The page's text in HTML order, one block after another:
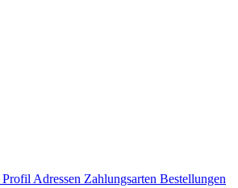
Profil Adressen Zahlungsarten Bestellungen